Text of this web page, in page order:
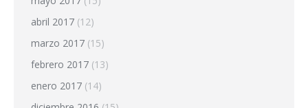
abril 2017 (12)
marzo 2017 (15)
febrero 2017 (13)
enero 2017 (14)